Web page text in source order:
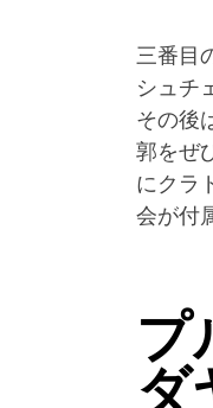
三番目
シュチ
その後
郭をぜ
にクラ
会が付
プ
ダ